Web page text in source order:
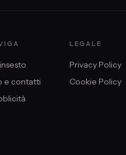
e contatti
LEGALE
Privacy Policy
Cookie Policy